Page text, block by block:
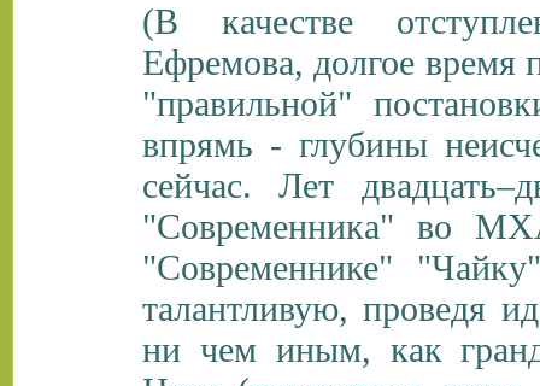
(В качестве
Ефремова, долгое время
"правильной"
впрямь - глубины
сейчас. Лет
"Современника" во
"Современнике"
талантливую, проведя
ни чем иным, как